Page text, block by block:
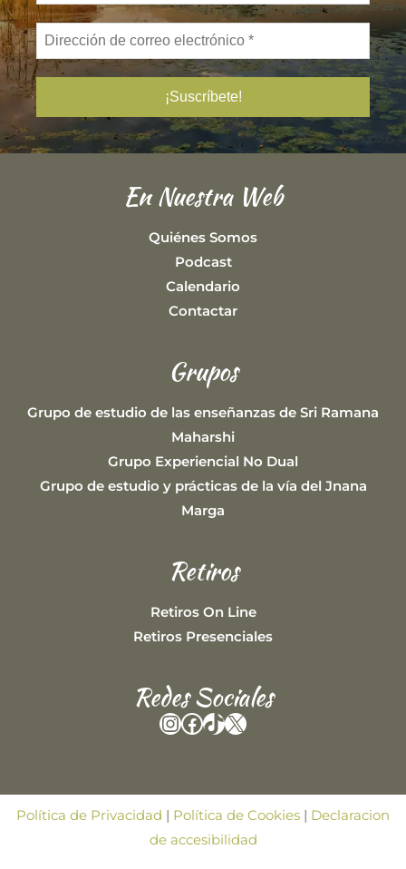
En Nuestra Web
Quiénes Somos
Podcast
Calendario
Contactar
Grupos
Grupo de estudio de las enseñanzas de Sri Ramana
Maharshi
Grupo Experiencial No Dual
Grupo de estudio y prácticas de la vía del Jnana
Marga
Retiros
Retiros On Line
Retiros Presenciales
Redes Sociales
Instagram
Facebook
TikTok
X
Política de Privacidad Política de Cookies
Declaracion
de accesibilidad